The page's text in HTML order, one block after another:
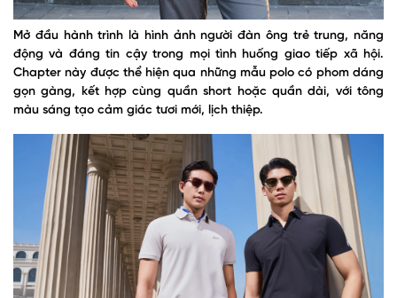
Mở đầu hành trình là hình ảnh người đàn ông trẻ trung, năng
động và đáng tin cậy trong mọi tình huống giao tiếp xã hội.
Chapter này được thể hiện qua những mẫu polo có phom dáng
gọn gàng, kết hợp cùng quần short hoặc quần dài, với tông
màu sáng tạo cảm giác tươi mới, lịch thiệp.